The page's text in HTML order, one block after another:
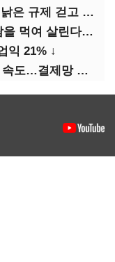
게임산업법 전면 손질 공감대…"낡은 규제 걷고 안전장치 촘촘히 해야"
(최홍규의 피지컬 AI)로봇이 사람을 먹여 살린다, 그런데 언제 먹여야 할지는 모른다
익 21% ↓
네카오, 원화 스테이블코인 준비 속도…결제망 안전장치 확보 과제